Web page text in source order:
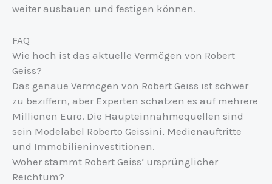
weiter ausbauen und festigen können.
FAQ
Wie hoch ist das aktuelle Vermögen von Robert
Geiss?
Das genaue Vermögen von Robert Geiss ist schwer
zu beziffern, aber Experten schätzen es auf mehrere
Millionen Euro. Die Haupteinnahmequellen sind
sein Modelabel Roberto Geissini, Medienauftritte
und Immobilieninvestitionen.
Woher stammt Robert Geiss‘ ursprünglicher
Reichtum?